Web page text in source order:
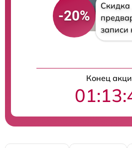
-20%
Скидка
записи
Конец